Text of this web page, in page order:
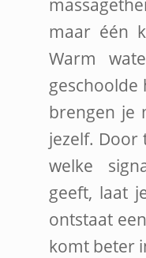
maar één
Warm
geschoolde
brengen je
jezelf. Door
welke
geeft, laat
ontstaat
komt beter